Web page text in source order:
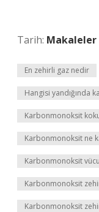
Tarih: Makaleler
En zehirli gaz nedir
Hangisi yandığında
Karbonmonoksit
Karbonmonoksit ne
Karbonmonoksit
Karbonmonoksit
Karbonmonoksit